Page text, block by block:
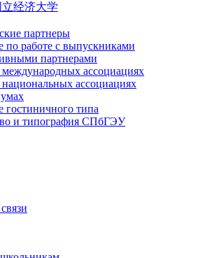
经济大学
партнеры
по работе с выпускниками
партнерами
международных ассоциациях
ассоциациях
типа
и типография СПбГЭУ